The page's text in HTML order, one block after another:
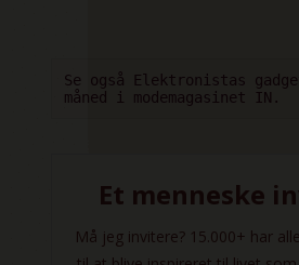
Se også Elektronistas
måned i modemagasinet IN.